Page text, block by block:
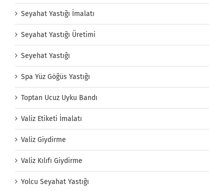
Seyahat Yastığı İmalatı
Seyahat Yastığı Üretimi
Seyehat Yastığı
Spa Yüz Göğüs Yastığı
Toptan Ucuz Uyku Bandı
Valiz Etiketi İmalatı
Valiz Giydirme
Valiz Kılıfı Giydirme
Yolcu Seyahat Yastığı